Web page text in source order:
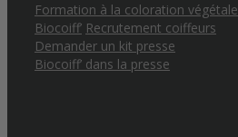
Formation à la coloration végétale
Biocoiff’ Recrutement coiffeurs
Demander un kit presse
Biocoiff’ dans la presse